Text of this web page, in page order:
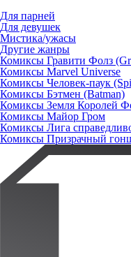
Для парней
Для девушек
Мистика/ужасы
Другие жанры
Комиксы Гравити Фолз
Комиксы Marvel Universe
Комиксы Человек-паук
Комиксы Бэтмен (Batman)
Комиксы Земля Королей
Комиксы Майор Гром
Комиксы Лига
Комиксы Призрачный